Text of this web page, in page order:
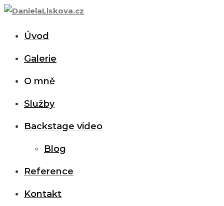
Úvod
Galerie
O mně
Služby
Backstage video
Blog
Reference
Kontakt